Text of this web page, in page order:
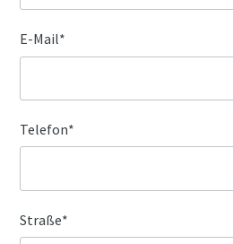
E-Mail*
Telefon*
Straße*